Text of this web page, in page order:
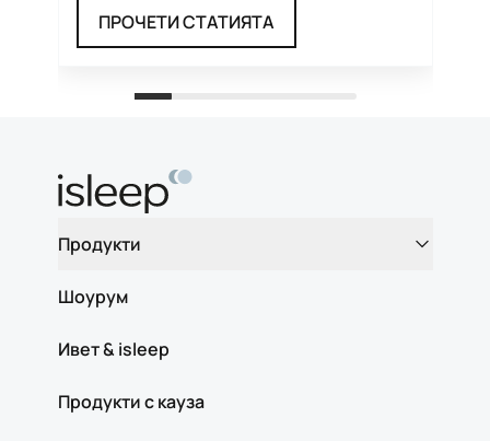
ПРОЧЕТИ СТАТИЯТА
Продукти
Шоурум
Ивет & isleep
Продукти с кауза